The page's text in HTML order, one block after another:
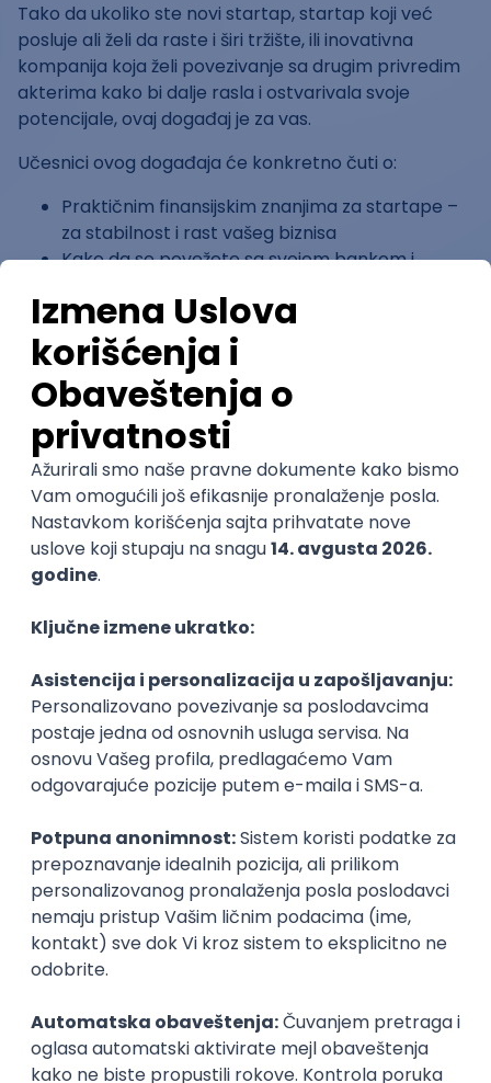
Tako da ukoliko ste novi startap, startap koji već
posluje ali želi da raste i širi tržište, ili inovativna
kompanija koja želi povezivanje sa drugim privredim
akterima kako bi dalje rasla i ostvarivala svoje
potencijale, ovaj događaj je za vas.
Učesnici ovog događaja će konkretno čuti o:
Praktičnim finansijskim znanjima za startape –
za stabilnost i rast vašeg biznisa
Kako da se povežete sa svojom bankom i
(korporacijama i startapima) – otvorite nove
poslovne šanse
Kako da pitch-ujete svoje idejno rešenje i uz
podršku OTP banke razvijte novi proizvod
O gostu
Nataša Rađenović Živanović je Chief Innovation
Officer u OTP banci Srbija, ima bogato iskustvo u
bankarstvu, sa fokusom na inovacije, digitalnu
transformaciju i data science. Tokom svoje karijere
vodila je timove za CRM, data science i inovacije.
Radila je na implementaciji velikih projekata i
inicijativa za digitalnu transformaciju.
U OTP banci odgovorna je za planiranje i
implementaciju internih i eksternih inovativnih
pravaca razvoja, strategija digitalne transformacije,
kao i za usvajanje modernih tehnologija i procesa.
podstiče razvoj startap i fintech ekosistema u Srbiji.
Prijave
Pridružite nam seu četvrtak 5. septembra, u 18h, na
adresi Korzo 1 (pasaž između A1 i MTS), na drugom
Prisustvo je besplatno, ali su prijave neophodne
putemove forme.